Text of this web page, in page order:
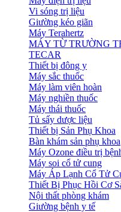
Vi sóng trị liệu
Giường kéo giãn
Máy Terahertz
MÁY TỪ TRƯỜNG
TECAR
Thiết bị đông y
Máy sắc thuốc
Máy làm viên hoàn
Máy nghiền thuốc
Máy thái thuốc
Tủ sấy dược liệu
Thiết bị Sản Phụ Khoa
Bàn khám sản phụ khoa
Máy Ozone điều trị
Máy soi cổ tử cung
Máy Áp Lạnh Cổ Tử
Thiết Bị Phục Hồi Cơ
Nội thất phòng khám
Giường bệnh y tế